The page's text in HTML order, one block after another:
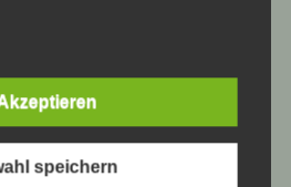
Wimmer
Franz
Gerhard Bauer
VogelJonas
oder zu einem oder
physiologischen,
wirtschaftlichen,
sind, identifiziert werden
speichern